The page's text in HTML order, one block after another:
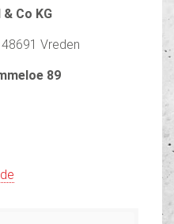
Co KG
Vreden
89